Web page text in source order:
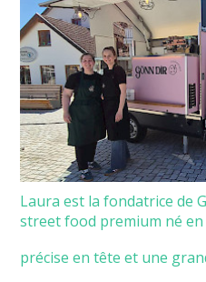
Laura est la fondatrice de
street food premium né en
précise en tête et une